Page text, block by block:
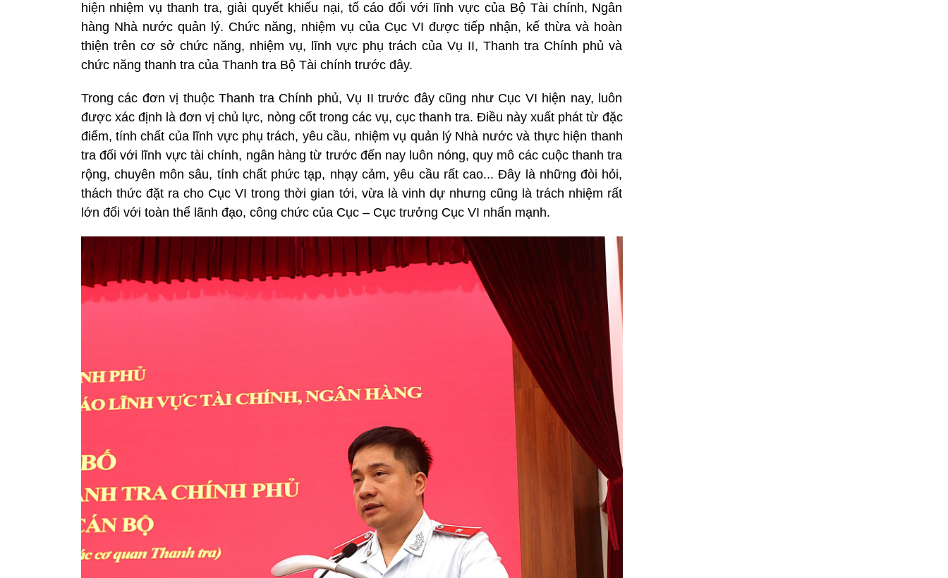
hiện nhiệm vụ thanh tra, giải quyết khiếu nại, tố cáo đối với lĩnh vực của Bộ Tài chính, Ngân
hàng Nhà nước quản lý. Chức năng, nhiệm vụ của Cục VI được tiếp nhận, kế thừa và hoàn
thiện trên cơ sở chức năng, nhiệm vụ, lĩnh vực phụ trách của Vụ II, Thanh tra Chính phủ và
chức năng thanh tra của Thanh tra Bộ Tài chính trước đây.
Trong các đơn vị thuộc Thanh tra Chính phủ, Vụ II trước đây cũng như Cục VI hiện nay, luôn
được xác định là đơn vị chủ lực, nòng cốt trong các vụ, cục thanh tra. Điều này xuất phát từ đặc
điểm, tính chất của lĩnh vực phụ trách, yêu cầu, nhiệm vụ quản lý Nhà nước và thực hiện thanh
tra đối với lĩnh vực tài chính, ngân hàng từ trước đến nay luôn nóng, quy mô các cuộc thanh tra
rộng, chuyên môn sâu, tính chất phức tạp, nhạy cảm, yêu cầu rất cao... Đây là những đòi hỏi,
thách thức đặt ra cho Cục VI trong thời gian tới, vừa là vinh dự nhưng cũng là trách nhiệm rất
lớn đối với toàn thể lãnh đạo, công chức của Cục – Cục trưởng Cục VI nhấn mạnh.